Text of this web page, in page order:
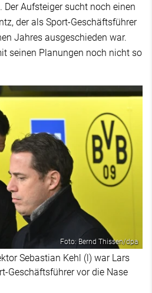
Der Aufsteiger sucht noch einen
der als Sport-Geschäftsführer
Jahres ausgeschieden war.
seinen Planungen noch nicht so
Foto: Bernd Thissen/dpa
Sebastian Kehl (l) war Lars
Geschäftsführer vor die Nase